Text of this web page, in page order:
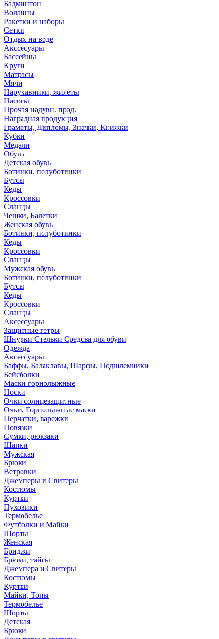
Бадминтон
Воланны
Ракетки и наборы
Сетки
Отдых на воде
Акссесуары
Бассейны
Круги
Матрасы
Мячи
Нарукавники, жилеты
Насосы
Прочая надувн. прод.
Наградная продукция
Грамоты, Дипломы, Значки, Книжки
Кубки
Медали
Обувь
Детская обувь
Ботинки, полуботинки
Бутсы
Кеды
Кроссовки
Сланцы
Чешки, Балетки
Женская обувь
Ботинки, полуботинки
Кеды
Кроссовки
Сланцы
Мужская обувь
Ботинки, полуботинки
Бутсы
Кеды
Кроссовки
Сланцы
Аксессуары
Защитные гетры
Шнурки Стельки Средсва для обуви
Одежда
Аксессуары
Баффы, Балаклавы, Шарфы, Подшлемники
Бейсболки
Маски горнолыжные
Носки
Очки солнцезащитные
Очки, Горнолыжные маски
Перчатки, варежки
Повязки
Сумки, рюкзаки
Шапки
Мужская
Брюки
Ветровки
Джемперы и Свитеры
Костюмы
Куртки
Пуховики
Термобелье
Футболки и Майки
Шорты
Женская
Бриджи
Брюки, тайсы
Джемпера и Свитеры
Костюмы
Куртки
Майки, Топы
Термобелье
Шорты
Детская
Брюки